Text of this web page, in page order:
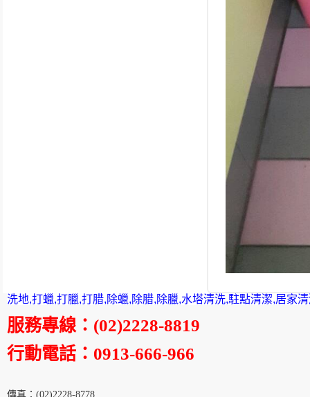
洗地,打蠟,打臘,打腊,除蠟,除腊,除臘,水塔清洗,駐點清潔,居家
服務專線 ： (02)2228-8819
行動電話 ：0913-666-966
傳真 ： (02)2228-8778